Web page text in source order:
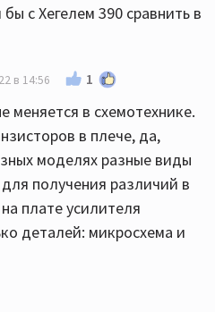
с Хегелем 390 сравнить в
в 14:56 1
меняется в схемотехнике.
в плече, да,
моделях разные виды
получения различий в
плате усилителя
деталей: микросхема и